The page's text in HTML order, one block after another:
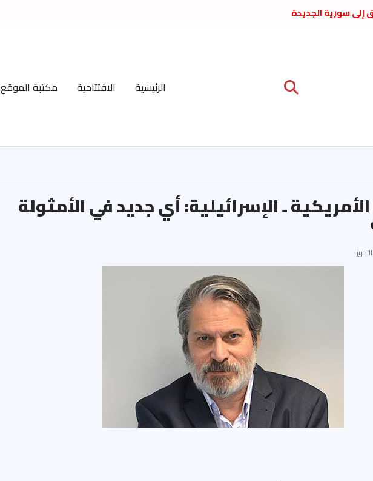
إلى سورية الجديدة
عبدالعظيم الأمين
الاشتراكي العربي
المركزية نيسان
على نظام الملالي
الشعب الديمقراطي
الرئيسية الافتتاحية مكتبة الموقع
ـ الإسرائيلية: أي جديد في الأمثولة